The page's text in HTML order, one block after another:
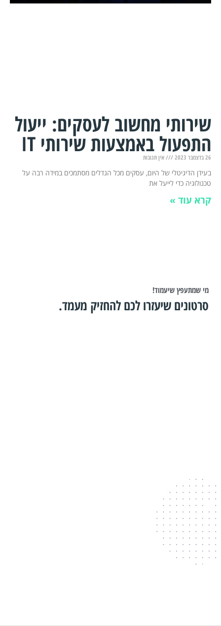
שירותי מחשוב לעסקים: ייעול
התפעול באמצעות שירותי IT
26 בדצמבר 2023 אין תגובות
בעידן הדיגיטלי של היום, עסקים מכל הגדלים מסתמכים במידה רבה על
טכנולוגיה כדי לייעל את
קרא עוד »
מי שמתעפץ שיעמוד!
סרטונים שיעזרו לכם להחזיק מעמד.